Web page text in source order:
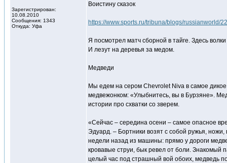
Зарегистрирован:
10.08.2010
Сообщения: 1343
Откуда: Уфа
Воистину сказок
https://www.sports.ru/tribuna/blogs/russianworld/
Я посмотрел матч сборной в тайге. Здесь
И лезут на деревья за медом.
Медведи
Мы едем на сером Chevrolet Niva в самое
медвежонком: «Улыбнитесь, вы в Бурзяне».
истории про схватки со зверем.
«Сейчас – середина осени – самое опасное
Эдуард. – Бортники возят с собой ружья, ножи,
недели назад из машины: прямо у дороги
кровавые струи, бык ревел от боли. Знакомый
целый час под страшный вой обоих, медведь